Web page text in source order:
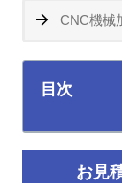
目次
お見